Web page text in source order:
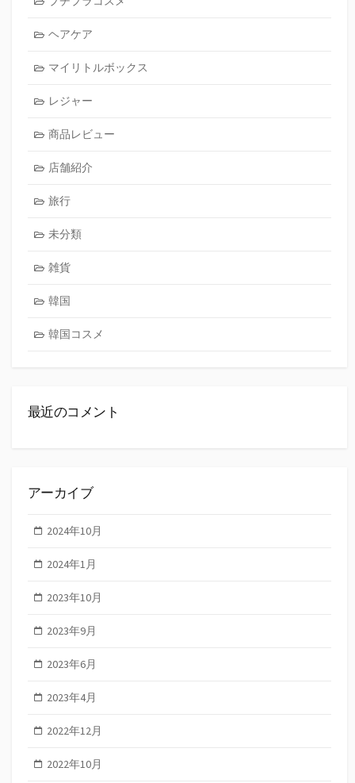
ヘアケア
マイリトルボックス
レジャー
商品レビュー
店舗紹介
旅行
未分類
雑貨
韓国
韓国コスメ
最近のコメント
アーカイブ
2024年10月
2024年1月
2023年10月
2023年9月
2023年6月
2023年4月
2022年12月
2022年10月